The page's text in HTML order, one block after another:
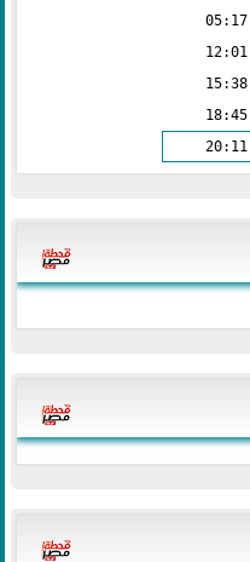
05:17
12:01
15:38
18:45
20:11